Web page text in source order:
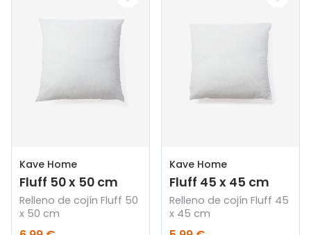
Kave Home
Fluff 50 x 50 cm
Relleno de cojín Fluff 50
x 50 cm
Kave Home
Fluff 45 x 45 cm
Relleno de cojín Fluff 45
x 45 cm